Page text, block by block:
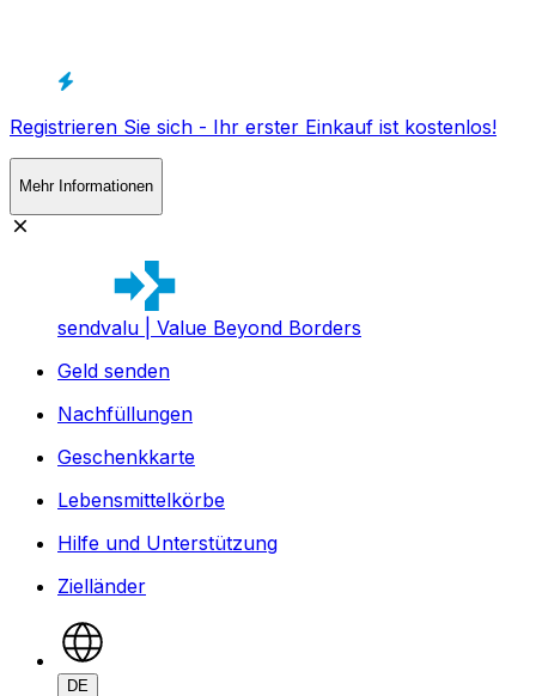
Registrieren Sie sich - Ihr erster Einkauf ist kostenlos!
Mehr Informationen
sendvalu | Value Beyond Borders
Geld senden
Nachfüllungen
Geschenkkarte
Lebensmittelkörbe
Hilfe und Unterstützung
Zielländer
DE